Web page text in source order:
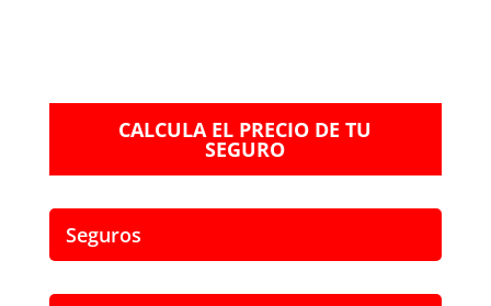
CALCULA EL PRECIO DE TU
SEGURO
Seguros